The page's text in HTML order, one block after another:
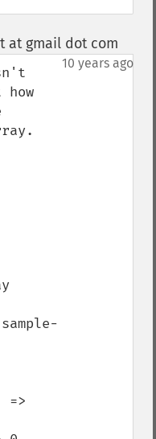
at gmail dot com
10 years ago